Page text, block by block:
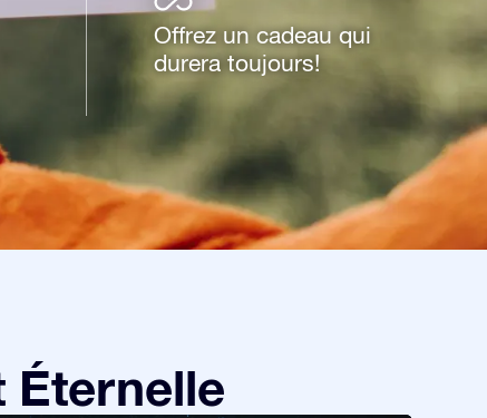
Offrez un cadeau qui
durera toujours!
Éternelle